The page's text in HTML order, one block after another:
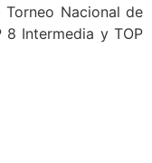
Nacional de
8 Intermedia y TOP